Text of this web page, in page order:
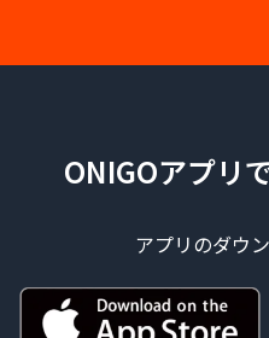
ONIGOアプリ
アプリのダウ